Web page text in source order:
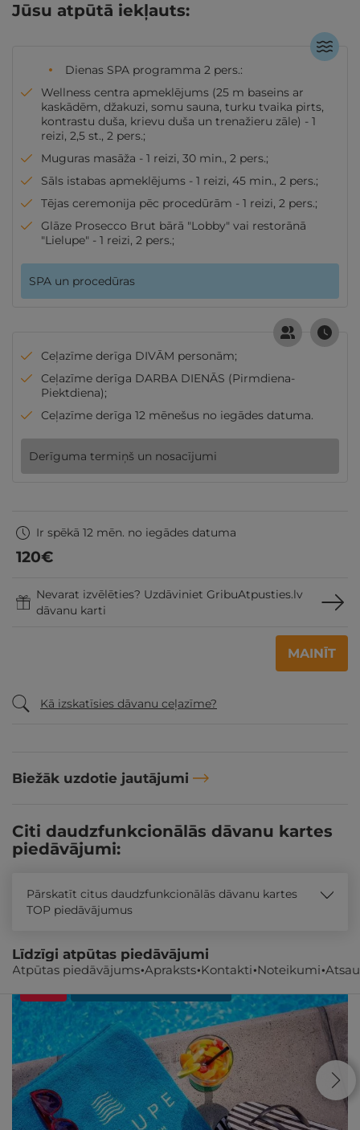
Jūsu atpūtā iekļauts:
Dienas SPA programma 2 pers.:
Wellness centra apmeklējums (25 m baseins ar
kaskādēm, džakuzi, somu sauna, turku tvaika pirts,
kontrastu duša, krievu duša un trenažieru zāle) - 1
reizi, 2,5 st., 2 pers.;
Muguras masāža - 1 reizi, 30 min., 2 pers.;
Sāls istabas apmeklējums - 1 reizi, 45 min., 2 pers.;
Tējas ceremonija pēc procedūrām - 1 reizi, 2 pers.;
Glāze Prosecco Brut bārā "Lobby" vai restorānā
"Lielupe" - 1 reizi, 2 pers.;
SPA un procedūras
Ceļazīme derīga DIVĀM personām;
Ceļazīme derīga DARBA DIENĀS (Pirmdiena-
Piektdiena);
Ceļazīme derīga 12 mēnešus no iegādes datuma.
Derīguma termiņš un nosacījumi
Ir spēkā 12 mēn. no iegādes datuma
120€
Nevarat izvēlēties? Uzdāviniet GribuAtpusties.lv
dāvanu karti
MAINĪT
Kā izskatīsies dāvanu ceļazīme?
Biežāk uzdotie jautājumi
Atpūtas piedāvājums Apraksts Kontakti Noteikumi
Citi daudzfunkcionālās dāvanu kartes
piedāvājumi:
Pārskatīt citus daudzfunkcionālās dāvanu kartes
TOP piedāvājumus
Līdzīgi atpūtas piedāvājumi